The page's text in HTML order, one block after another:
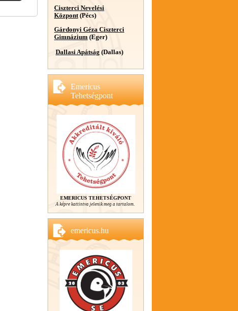
Ciszterci Nevelési
Központ(Pécs)
Gárdonyi Géza Ciszterci
Gimnázium (Eger)
Dallasi Apátság (Dallas)
Emericus
Tehetségpont
EMERICUS TEHETSÉGPONT
A képre kattintva jelenik meg a tartalom.
emericus.hu